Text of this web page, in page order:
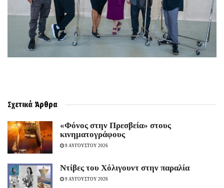
Σχετικά Άρθρα
«Φόνος στην Πρεσβεία» στους
κινηματογράφους
9 ΑΥΓΟΥΣΤΟΥ 2026
Ντίβες του Χόλιγουντ στην παραλία
9 ΑΥΓΟΥΣΤΟΥ 2026